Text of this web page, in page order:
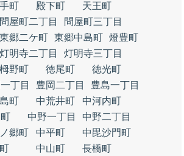
町 殿下町
天王町
問屋町二丁目
問屋町三丁目
東郷二ケ町 東郷中島町 燈豊町
灯明寺二丁目
灯明寺三丁目
栂野町 徳尾町
徳光町
丁目 豊岡二丁目
豊島一丁目
町 中荒井町
中河内町
中野一丁目
中野二丁目
郷町 中平町
中毘沙門町
中山町
長橋町